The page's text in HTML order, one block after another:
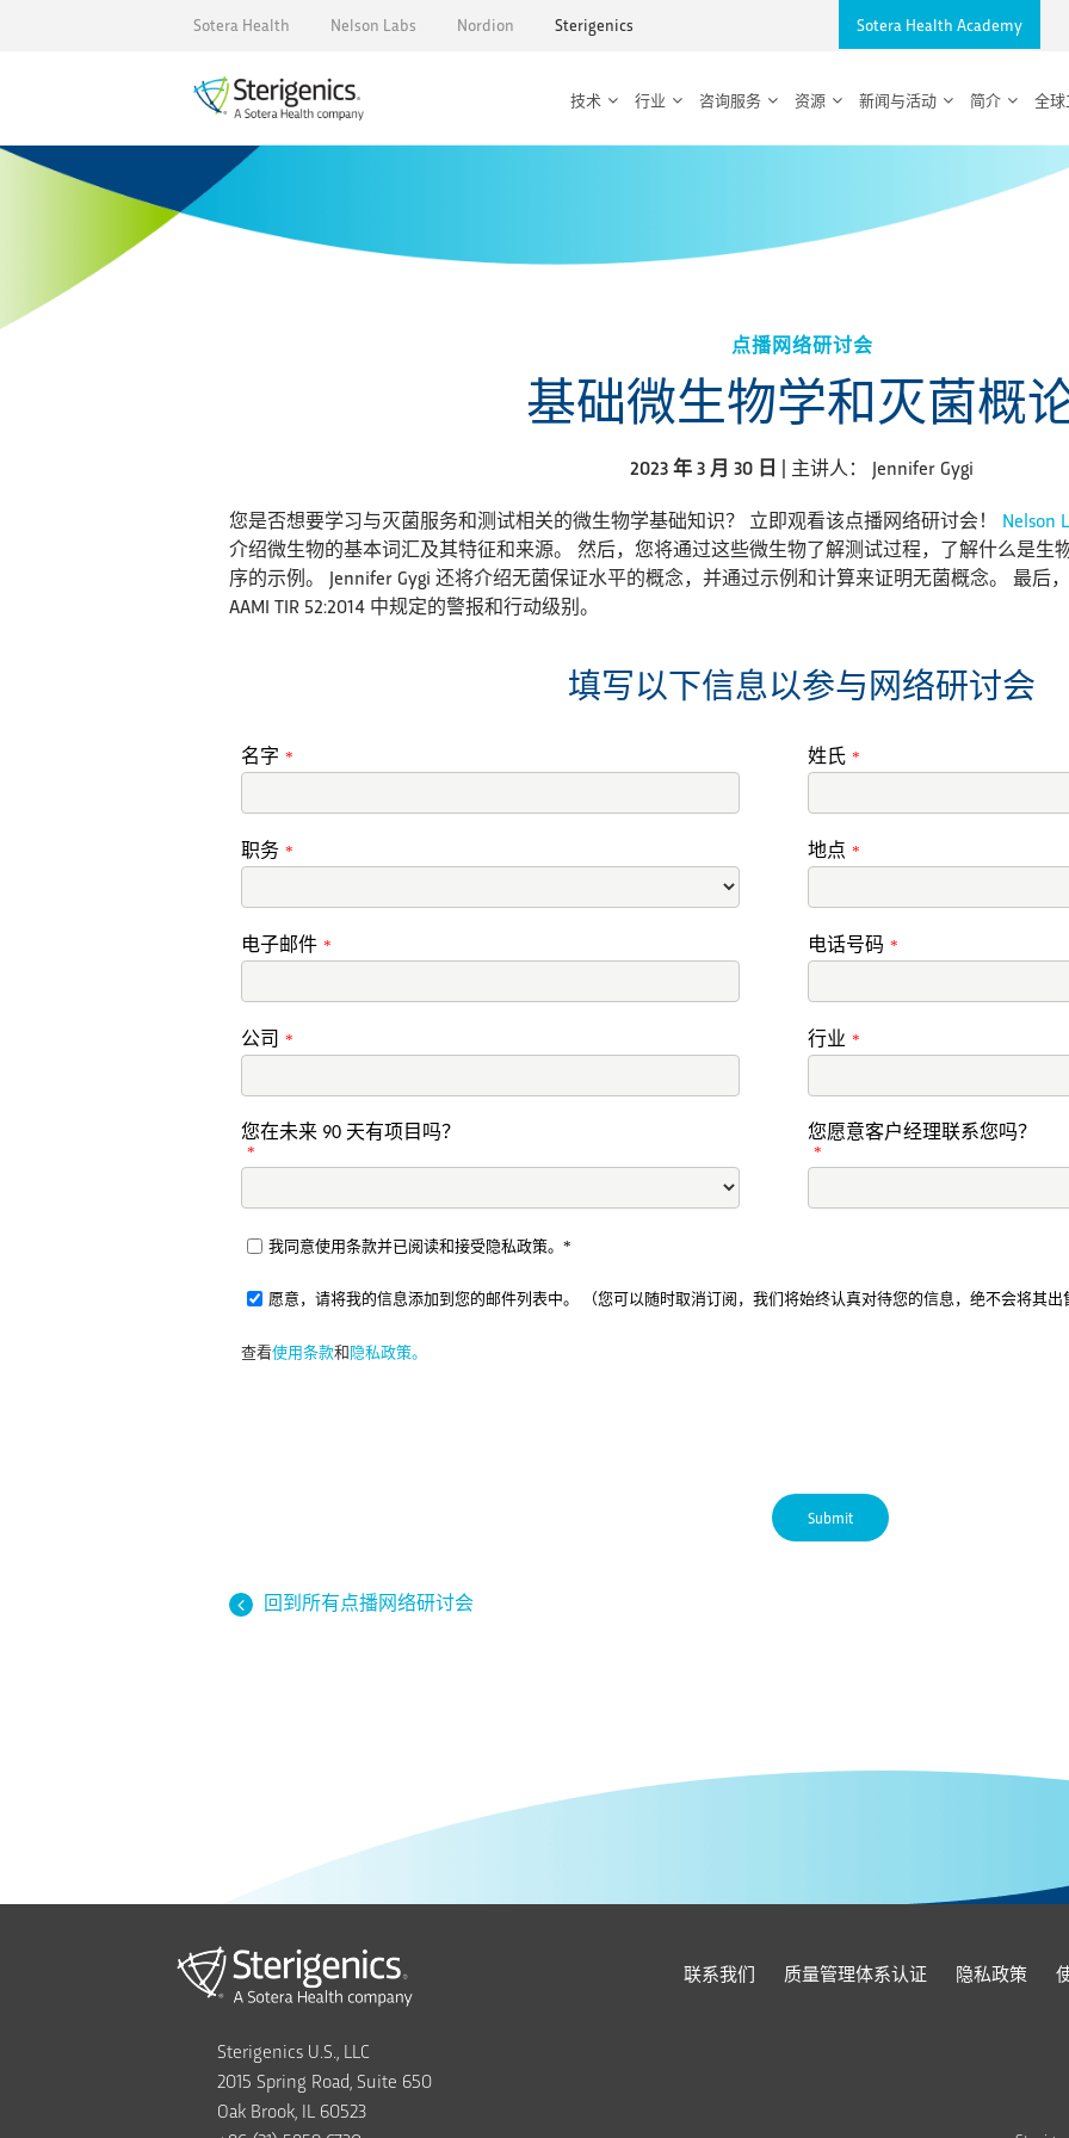
Sotera Health Nelson Labs Nordion Sterigenics Sotera Health Academy
技术 行业 咨询服务 资源 新闻与活动 简介 全
点播网络研讨会
基础微生物学和灭菌概
2023 年 3 月 30 日 | 主讲人： Jennifer Gygi
您是否想要学习与灭菌服务和测试相关的微生物学基础知识？ 立即观看该点播网络研讨会！ Nelson
介绍微生物的基本词汇及其特征和来源。 然后，您将通过这些微生物了解测试过程，了解什么是生
序的示例。 Jennifer Gygi 还将介绍无菌保证水平的概念，并通过示例和计算来证明无菌概念。 最后
AAMI TIR 52:2014 中规定的警报和行动级别。
填写以下信息以参与网络研讨会
名字 * 姓氏 *
职务 * 地点 *
电子邮件 * 电话号码 *
公司 * 行业 *
您在未来 90 天有项目吗？
*
您愿意客户经理联系您吗？
*
我同意使用条款并已阅读和接受隐私政策。*
愿意，请将我的信息添加到您的邮件列表中。 （您可以随时取消订阅，我们将始终认真对待您的信息，绝不会将其出
查看使用条款和隐私政策。
回到所有点播网络研讨会
联系我们 质量管理体系认证 隐私政策
Sterigenics U.S., LLC
2015 Spring Road, Suite 650
Oak Brook, IL 60523